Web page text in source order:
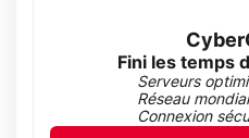
Fini les temps
Serveurs
Réseau
Connexion